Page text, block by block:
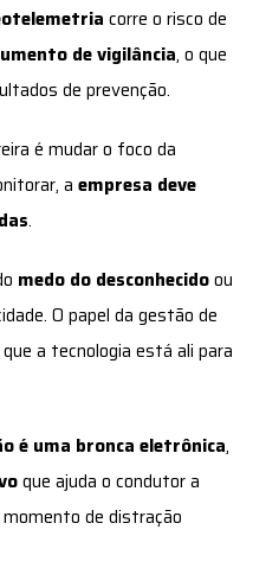
corre o risco de
de vigilância, o que
de prevenção.
é mudar o foco da
a empresa deve
.
medo do desconhecidoou
O papel da gestão de
a tecnologia está ali para
é uma bronca eletrônica,
que ajuda o condutor a
de distração